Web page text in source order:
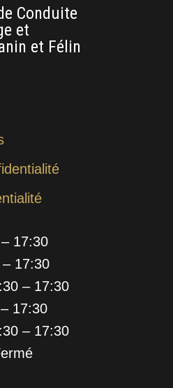
Conduite
et
et Félin
17:30
17:30
– 17:30
17:30
– 17:30